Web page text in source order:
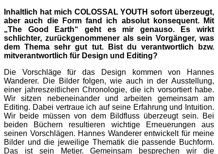
Inhaltlich hat mich COLOSSAL YOUTH sofort überzeugt,
aber auch die Form fand ich absolut konsequent. Mit
„The Good Earth“ geht es mir genauso. Es wirkt
schlichter, zurückgenommener als sein Vorgänger, was
dem Thema sehr gut tut. Bist du verantwortlich bzw.
mitverantwortlich für Design und Editing?
Die Vorschläge für das Design kommen von Hannes
Wanderer. Die Bilder folgen, wie auch in der Ausstellung,
einer jahreszeitlichen Chronologie, die ich vorsortiert habe.
Wir sitzen nebeneinander und arbeiten gemeinsam am
Editing. Dabei vertraue ich auf seine Erfahrung und Intuition.
Wir beide müssen von dem Bildfluss überzeugt sein. Bei
beiden Büchern resultieren wichtige Erneuerungen aus
seinen Vorschlägen. Hannes Wanderer entwickelt für meine
Bilder und die jeweilige Thematik die passende Buchform.
Das ist sein Metier. Gemeinsam besprechen wir die